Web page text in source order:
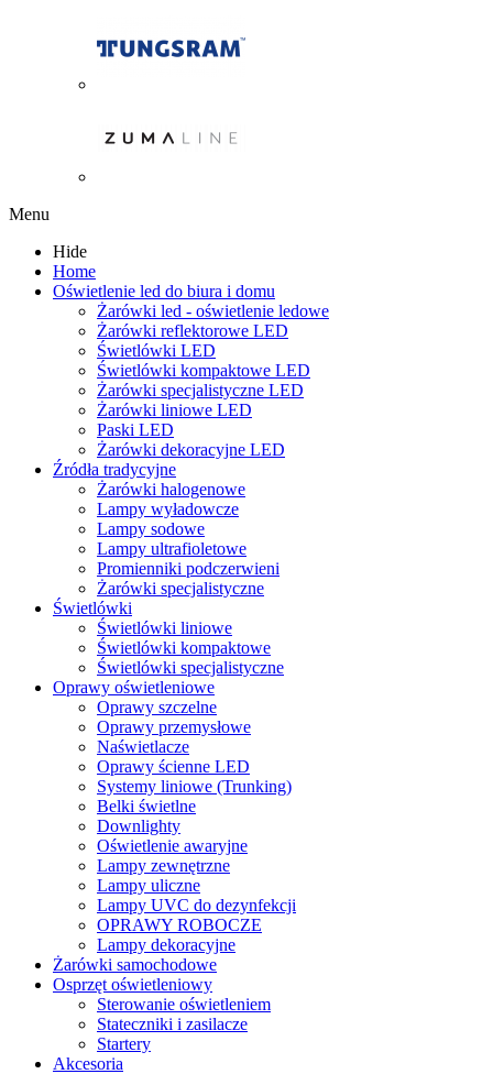
Menu
Hide
Home
Oświetlenie led do biura i domu
Żarówki led - oświetlenie ledowe
Żarówki reflektorowe LED
Świetlówki LED
Świetlówki kompaktowe LED
Żarówki specjalistyczne LED
Żarówki liniowe LED
Paski LED
Żarówki dekoracyjne LED
Źródła tradycyjne
Żarówki halogenowe
Lampy wyładowcze
Lampy sodowe
Lampy ultrafioletowe
Promienniki podczerwieni
Żarówki specjalistyczne
Świetlówki
Świetlówki liniowe
Świetlówki kompaktowe
Świetlówki specjalistyczne
Oprawy oświetleniowe
Oprawy szczelne
Oprawy przemysłowe
Naświetlacze
Oprawy ścienne LED
Systemy liniowe (Trunking)
Belki świetlne
Downlighty
Oświetlenie awaryjne
Lampy zewnętrzne
Lampy uliczne
Lampy UVC do dezynfekcji
OPRAWY ROBOCZE
Lampy dekoracyjne
Żarówki samochodowe
Osprzęt oświetleniowy
Sterowanie oświetleniem
Stateczniki i zasilacze
Startery
Akcesoria